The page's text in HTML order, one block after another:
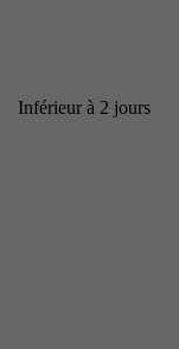
Inférieur à 2 jours